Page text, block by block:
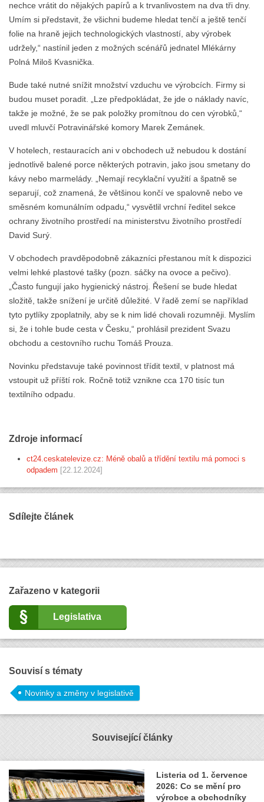
nechce vrátit do nějakých papírů a k trvanlivostem na dva tři dny.
Umím si představit, že všichni budeme hledat tenčí a ještě tenčí
folie na hraně jejich technologických vlastností, aby výrobek
udržely,“ nastínil jeden z možných scénářů jednatel Mlékárny
Polná Miloš Kvasnička.
Bude také nutné snížit množství vzduchu ve výrobcích. Firmy si
budou muset poradit. „Lze předpokládat, že jde o náklady navíc,
takže je možné, že se pak položky promítnou do cen výrobků,“
uvedl mluvčí Potravinářské komory Marek Zemánek.
V hotelech, restauracích ani v obchodech už nebudou k dostání
jednotlivě balené porce některých potravin, jako jsou smetany do
kávy nebo marmelády. „Nemají recyklační využití a špatně se
separují, což znamená, že většinou končí ve spalovně nebo ve
směsném komunálním odpadu,“ vysvětlil vrchní ředitel sekce
ochrany životního prostředí na ministerstvu životního prostředí
David Surý.
V obchodech pravděpodobně zákazníci přestanou mít k dispozici
velmi lehké plastové tašky (pozn. sáčky na ovoce a pečivo).
„Často fungují jako hygienický nástroj. Řešení se bude hledat
složitě, takže snížení je určitě důležité. V řadě zemí se například
tyto pytlíky zpoplatnily, aby se k nim lidé chovali rozumněji. Myslím
si, že i tohle bude cesta v Česku,“ prohlásil prezident Svazu
obchodu a cestovního ruchu Tomáš Prouza.
Novinku představuje také povinnost třídit textil, v platnost má
vstoupit už příští rok. Ročně totiž vznikne cca 170 tisíc tun
textilního odpadu.
Zdroje informací
ct24.ceskatelevize.cz: Méně obalů a třídění textilu má pomoci s
odpadem [22.12.2024]
Sdílejte článek
Zařazeno v kategorii
Legislativa
Souvisí s tématy
Novinky a změny v legislativě
Související články
Listeria od 1. července
2026: Co se mění pro
výrobce a obchodníky